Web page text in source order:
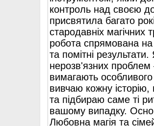
контроль над своєю
присвятила багато
стародавніх магічних
робота спрямована
та помітні
нерозв'язних
вимагають
вивчаю кожну історію,
та підбираю саме ті
вашому випадку.
Любовна магія та